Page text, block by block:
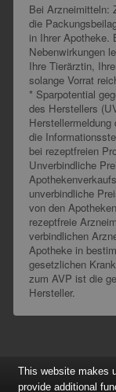
Bei Arzneimitteln:
die
in Ihrer Apotheke.
Nebenwirkungen
Ihre Tierärztin,
solange Vorrat
* Sparpotential
des Herstellers
die
bei rezeptfreien
Unverbindliche
unverbindliche
von den
rezeptfreie
verbindlichen
Apotheke in
gesetzlichen
zum AVP ist die
Hersteller.
This website makes
provide additional